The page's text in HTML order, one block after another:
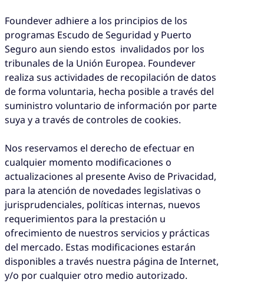
Foundever adhiere a los principios de los
programas Escudo de Seguridad y Puerto
Seguro aun siendo estos invalidados por los
tribunales de la Unión Europea. Foundever
realiza sus actividades de recopilación de datos
de forma voluntaria, hecha posible a través del
suministro voluntario de información por parte
suya y a través de controles de cookies.
Nos reservamos el derecho de efectuar en
cualquier momento modificaciones o
actualizaciones al presente Aviso de Privacidad,
para la atención de novedades legislativas o
jurisprudenciales, políticas internas, nuevos
requerimientos para la prestación u
ofrecimiento de nuestros servicios y prácticas
del mercado. Estas modificaciones estarán
disponibles a través nuestra página de Internet,
y/o por cualquier otro medio autorizado.